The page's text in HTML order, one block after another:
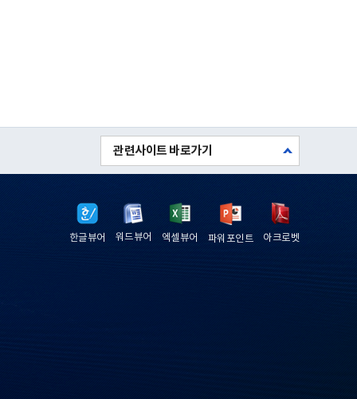
관련사이트 바로가기
한글뷰어 워드뷰어 엑셀뷰어 파워포인트 아크로벳